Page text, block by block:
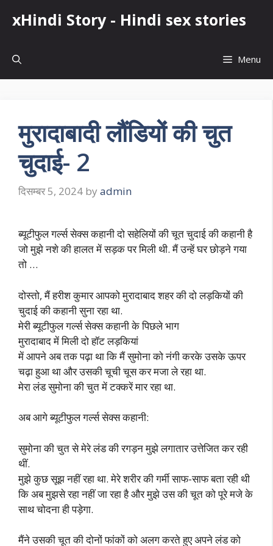
xHindi Story - Hindi sex stories
Menu
मुरादाबादी लौंडियों की चुत
चुदाई- 2
दिसम्बर 5, 2024 by admin
ब्यूटीफुल गर्ल्स सेक्स कहानी दो सहेलियों की चूत चुदाई की कहानी है
जो मुझे नशे की हालत में सड़क पर मिली थी. मैं उन्हें घर छोड़ने गया
तो …
दोस्तो, मैं हरीश कुमार आपको मुरादाबाद शहर की दो लड़कियों की
चुदाई की कहानी सुना रहा था.
मेरी ब्यूटीफुल गर्ल्स सेक्स कहानी के पिछले भाग
मुरादाबाद में मिली दो हॉट लड़कियां
में आपने अब तक पढ़ा था कि मैं सुमोना को नंगी करके उसके ऊपर
चढ़ा हुआ था और उसकी चूची चूस कर मजा ले रहा था.
मेरा लंड सुमोना की चुत में टक्करें मार रहा था.
अब आगे ब्यूटीफुल गर्ल्स सेक्स कहानी:
सुमोना की चुत से मेरे लंड की रगड़न मुझे लगातार उत्तेजित कर रही
थीं.
मुझे कुछ सूझ नहीं रहा था. मेरे शरीर की गर्मी साफ-साफ बता रही थी
कि अब मुझसे रहा नहीं जा रहा है और मुझे उस की चूत को पूरे मजे के
साथ चोदना ही पड़ेगा.
मैंने उसकी चूत की दोनों फांकों को अलग करते हुए अपने लंड को